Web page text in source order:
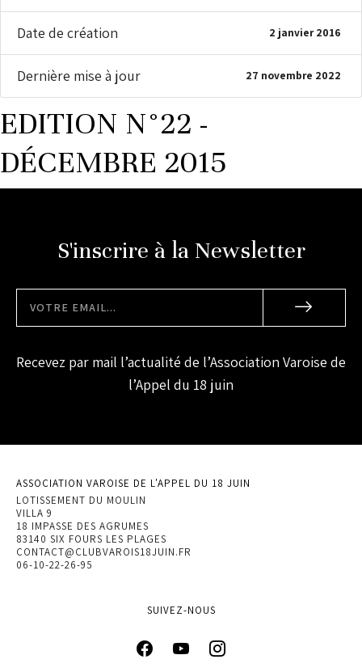
Date de création 2 janvier 2016
Dernière mise à jour 27 novembre 2022
EDITION N°22 -
DÉCEMBRE 2015
S'inscrire à la Newsletter
Recevez par mail l’actualité de l’Association Varoise de
l’Appel du 18 juin
ASSOCIATION VAROISE DE L'APPEL DU 18 JUIN
LOTISSEMENT DU MOULIN
VILLA 9
18 IMPASSE DES AGRUMES
83140 SIX FOURS LES PLAGES
CONTACT@CLUBVAROIS18JUIN.FR
06-10-22-26-95
SUIVEZ-NOUS